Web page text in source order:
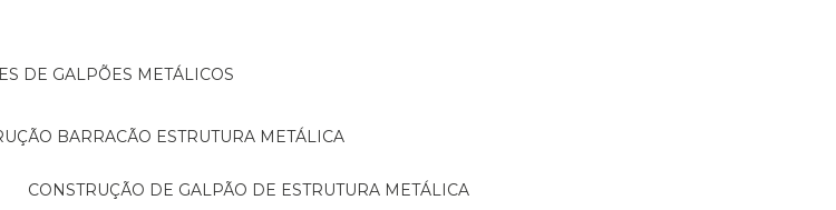
DE GALPÕES METÁLICOS
BARRACÃO ESTRUTURA METÁLICA
CONSTRUÇÃO DE GALPÃO DE ESTRUTURA METÁLICA